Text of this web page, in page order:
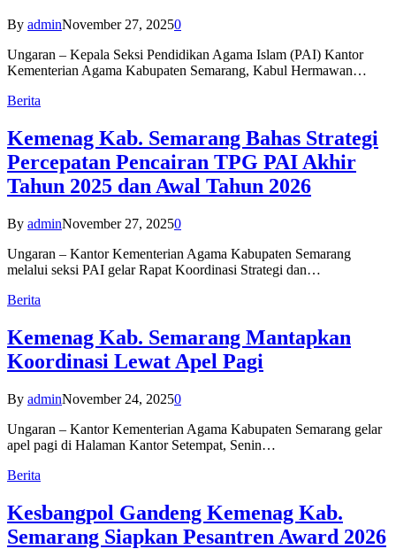
By adminNovember 27, 20250
Ungaran – Kepala Seksi Pendidikan Agama Islam (PAI) Kantor
Kementerian Agama Kabupaten Semarang, Kabul Hermawan…
Berita
Kemenag Kab. Semarang Bahas Strategi
Percepatan Pencairan TPG PAI Akhir
Tahun 2025 dan Awal Tahun 2026
By adminNovember 27, 20250
Ungaran – Kantor Kementerian Agama Kabupaten Semarang
melalui seksi PAI gelar Rapat Koordinasi Strategi dan…
Berita
Kemenag Kab. Semarang Mantapkan
Koordinasi Lewat Apel Pagi
By adminNovember 24, 20250
Ungaran – Kantor Kementerian Agama Kabupaten Semarang gelar
apel pagi di Halaman Kantor Setempat, Senin…
Berita
Kesbangpol Gandeng Kemenag Kab.
Semarang Siapkan Pesantren Award 2026